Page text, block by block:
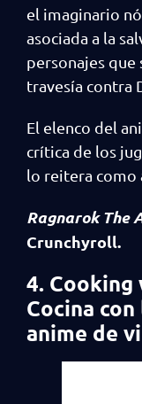
el imaginario
asociada a la
personajes que
travesía contra
El elenco del
crítica de los
lo reitera como
Ragnarok The
Crunchyroll.
4.
Cocina
anime de